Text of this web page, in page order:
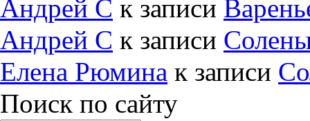
Андрей С к записи
Андрей С к записи
Елена Рюмина к записи
Поиск по сайту